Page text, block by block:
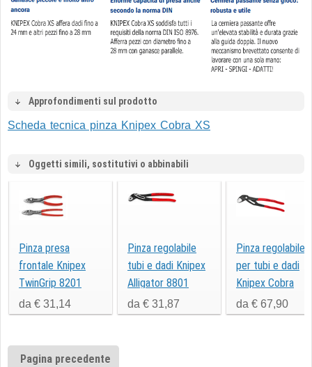
Approfondimenti sul prodotto
Scheda tecnica pinza Knipex Cobra XS
Oggetti simili, sostitutivi o abbinabili
Pinza presa
frontale Knipex
TwinGrip 8201
da € 31,14
Pinza regolabile
tubi e dadi Knipex
Alligator 8801
da € 31,87
Pinza regolabile
per tubi e dadi
Knipex Cobra
da € 67,90
Pagina precedente